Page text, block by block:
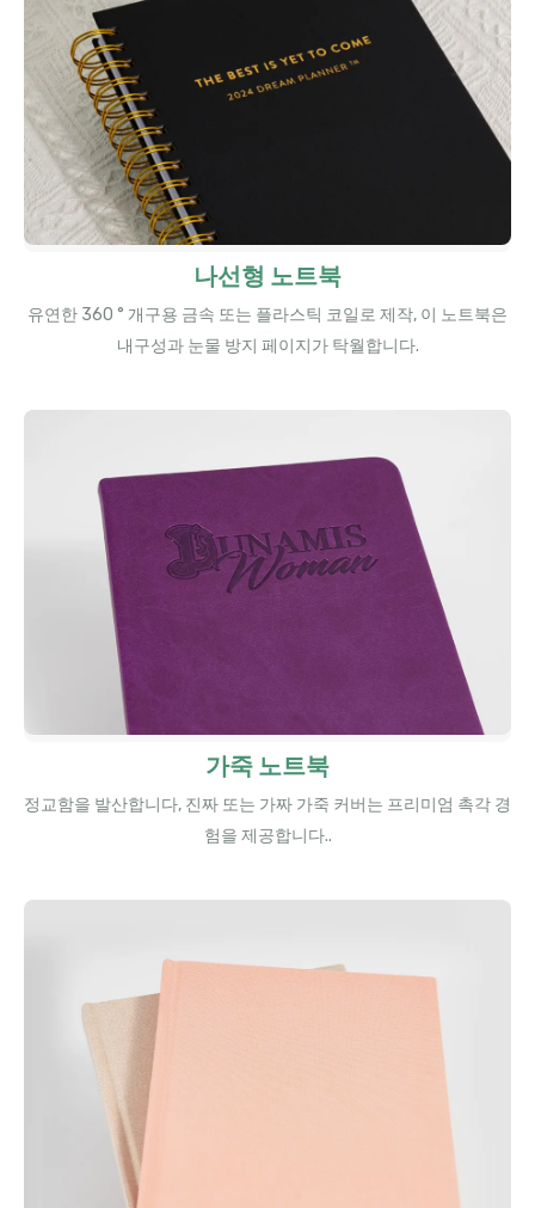
나선형 노트북
유연한 360 ° 개구용 금속 또는 플라스틱 코일로 제작, 이 노트북은
내구성과 눈물 방지 페이지가 탁월합니다.
가죽 노트북
정교함을 발산합니다, 진짜 또는 가짜 가죽 커버는 프리미엄 촉각 경
험을 제공합니다..